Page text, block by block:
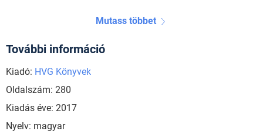
Mutass többet
További információ
Kiadó: HVG Könyvek
Oldalszám: 280
Kiadás éve: 2017
Nyelv: magyar